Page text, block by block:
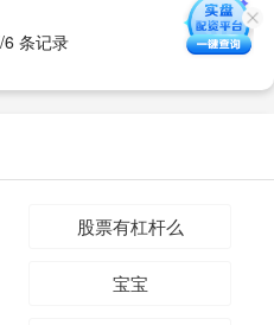
条记录
股票有杠杆么
宝宝